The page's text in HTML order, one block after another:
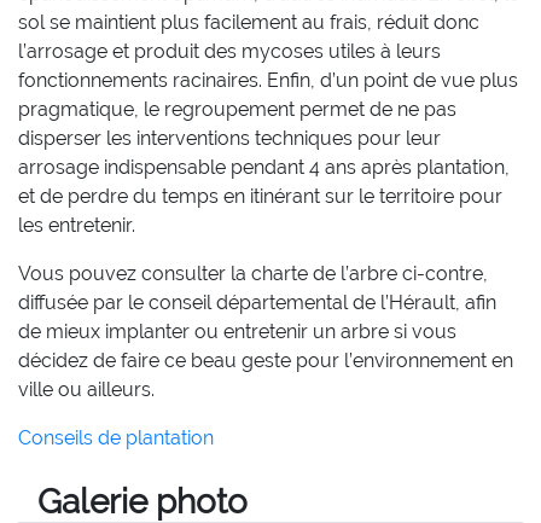
sol se maintient plus facilement au frais, réduit donc
l’arrosage et produit des mycoses utiles à leurs
fonctionnements racinaires. Enfin, d’un point de vue plus
pragmatique, le regroupement permet de ne pas
disperser les interventions techniques pour leur
arrosage indispensable pendant 4 ans après plantation,
et de perdre du temps en itinérant sur le territoire pour
les entretenir.
Vous pouvez consulter la charte de l’arbre ci-contre,
diffusée par le conseil départemental de l’Hérault, afin
de mieux implanter ou entretenir un arbre si vous
décidez de faire ce beau geste pour l’environnement en
ville ou ailleurs.
Conseils de plantation
Galerie photo